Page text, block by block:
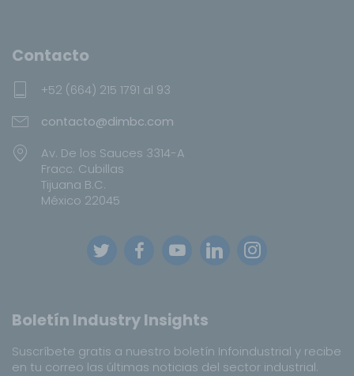
Contacto
+52 (664) 215 1791 al 93
contacto@dimbc.com
Av. De los Sauces 3314-A
Fracc. Cubillas
Tijuana B.C.
México 22045
Boletín Industry Insights
Suscríbete gratis a nuestro boletín Infoindustrial y recibe
en tu correo las últimas noticias del sector industrial.